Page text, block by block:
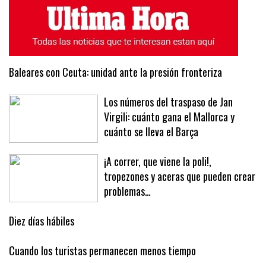
Baleares con Ceuta: unidad ante la presión fronteriza
Los números del traspaso de Jan
Virgili: cuánto gana el Mallorca y
cuánto se lleva el Barça
¡A correr, que viene la poli!,
tropezones y aceras que pueden crear
problemas…
Diez días hábiles
Cuando los turistas permanecen menos tiempo